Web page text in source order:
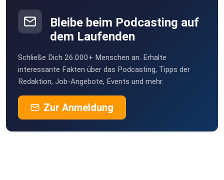
Bleibe beim Podcasting auf
dem Laufenden
Schließe Dich 26.000+ Menschen an. Erhalte
interessante Fakten über das Podcasting, Tipps der
Redaktion, Job-Angebote, Events und mehr.
Zur Anmeldung